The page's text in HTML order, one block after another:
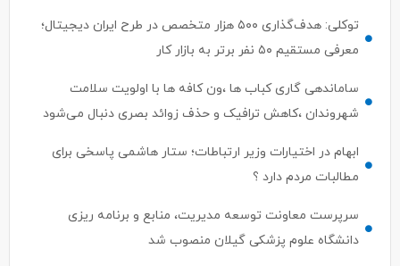
توکلی: هدف‌گذاری ۵۰۰ هزار متخصص در طرح ایران دیجیتال؛
معرفی مستقیم ۵۰ نفر برتر به بازار کار
ساماندهی گاری کباب ها ،ون کافه ها با اولویت سلامت
شهروندان ،کاهش ترافیک و حذف زوائد بصری دنبال می‌شود
ابهام در اختیارات وزیر ارتباطات؛ ستار هاشمی پاسخی برای
مطالبات مردم دارد ؟
سرپرست معاونت توسعه مدیریت، منابع و برنامه ریزی
دانشگاه علوم پزشکی گیلان منصوب شد